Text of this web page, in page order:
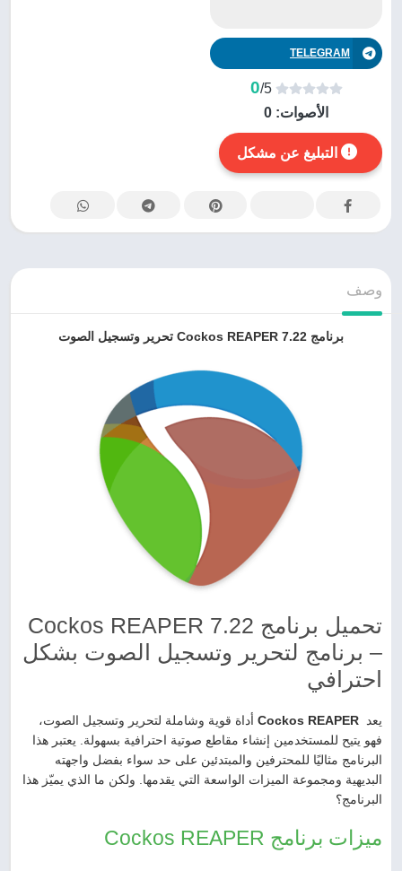
TELEGRAM
0/5
الأصوات: 0
التبليغ عن مشكل
وصف
برنامج Cockos REAPER 7.22 تحرير وتسجيل الصوت
تحميل برنامج Cockos REAPER 7.22
– برنامج لتحرير وتسجيل الصوت بشكل
احترافي
يعد Cockos REAPER أداة قوية وشاملة لتحرير وتسجيل الصوت،
فهو يتيح للمستخدمين إنشاء مقاطع صوتية احترافية بسهولة. يعتبر هذا
البرنامج مثاليًا للمحترفين والمبتدئين على حد سواء بفضل واجهته
البديهية ومجموعة الميزات الواسعة التي يقدمها. ولكن ما الذي يميّز هذا
البرنامج؟
ميزات برنامج Cockos REAPER